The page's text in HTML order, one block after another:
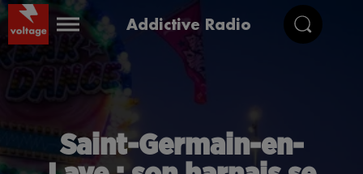
Addictive Radio
Saint-Germain-en-